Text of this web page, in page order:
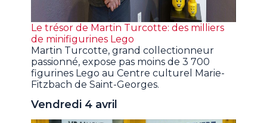
Le trésor de Martin Turcotte: des milliers
de minifigurines Lego
Martin Turcotte, grand collectionneur
passionné, expose pas moins de 3 700
figurines Lego au Centre culturel Marie-
Fitzbach de Saint-Georges.
Vendredi 4 avril